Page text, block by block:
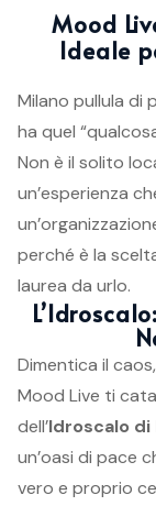
Mood
Ideale
Milano pullula di
ha quel
Non è il solito
un’esperienza
perché è la
laurea da urlo.
Dimentica il
Mood Live ti
dell’Idroscalo di
un’oasi di pace
vero e proprio